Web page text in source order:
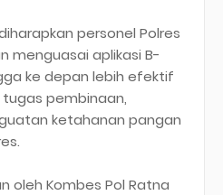
personel Polres
menguasai aplikasi B-
ke depan lebih efektif
pembinaan,
ketahanan pangan
oleh Kombes Pol Ratna